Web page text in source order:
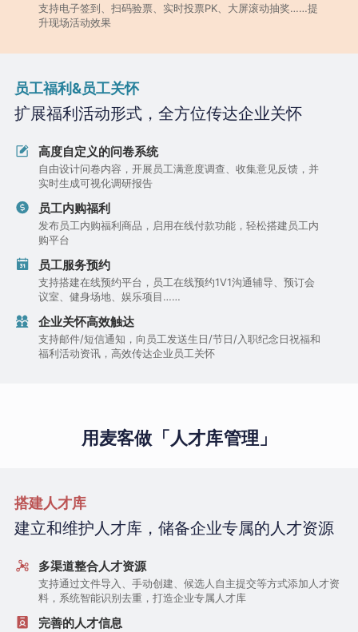
支持电子签到、扫码验票、实时投票PK、大屏滚动抽奖……提
升现场活动效果
员工福利&员工关怀
扩展福利活动形式，全方位传达企业关怀
高度自定义的问卷系统
自由设计问卷内容，开展员工满意度调查、收集意见反馈，并
实时生成可视化调研报告
员工内购福利
发布员工内购福利商品，启用在线付款功能，轻松搭建员工内
购平台
员工服务预约
支持搭建在线预约平台，员工在线预约1V1沟通辅导、预订会
议室、健身场地、娱乐项目……
企业关怀高效触达
支持邮件/短信通知，向员工发送生日/节日/入职纪念日祝福和
福利活动资讯，高效传达企业员工关怀
用麦客做「人才库管理」
搭建人才库
建立和维护人才库，储备企业专属的人才资源
多渠道整合人才资源
支持通过文件导入、手动创建、候选人自主提交等方式添加人才资
料，系统智能识别去重，打造企业专属人才库
完善的人才信息